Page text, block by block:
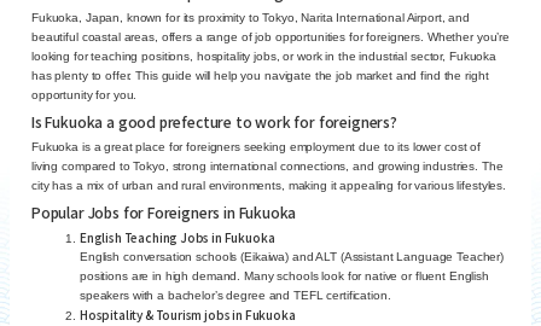
Fukuoka, Japan, known for its proximity to Tokyo, Narita International Airport, and
beautiful coastal areas, offers a range of job opportunities for foreigners. Whether you’re
looking for teaching positions, hospitality jobs, or work in the industrial sector, Fukuoka
has plenty to offer. This guide will help you navigate the job market and find the right
opportunity for you.
Is Fukuoka a good prefecture to work for foreigners?
Fukuoka is a great place for foreigners seeking employment due to its lower cost of
living compared to Tokyo, strong international connections, and growing industries. The
city has a mix of urban and rural environments, making it appealing for various lifestyles.
Popular Jobs for Foreigners in Fukuoka
English Teaching Jobs in Fukuoka
English conversation schools (Eikaiwa) and ALT (Assistant Language Teacher)
positions are in high demand. Many schools look for native or fluent English
speakers with a bachelor’s degree and TEFL certification.
Hospitality & Tourism jobs in Fukuoka